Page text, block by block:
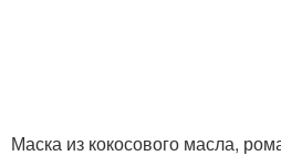
Маска из кокосового масла,